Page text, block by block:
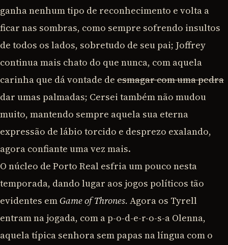
ganha nenhum tipo de reconhecimento e volta a
ficar nas sombras, como sempre sofrendo insultos
de todos os lados, sobretudo de seu pai; Joffrey
continua mais chato do que nunca, com aquela
carinha que dá vontade de esmagar com uma pedra
dar umas palmadas; Cersei também não mudou
muito, mantendo sempre aquela sua eterna
expressão de lábio torcido e desprezo exalando,
agora confiante uma vez mais.
O núcleo de Porto Real esfria um pouco nesta
temporada, dando lugar aos jogos políticos tão
evidentes emGame of Thrones. Agora os Tyrell
entram na jogada, com a p-o-d-e-r-o-s-a Olenna,
aquela típica senhora sem papas na língua com o